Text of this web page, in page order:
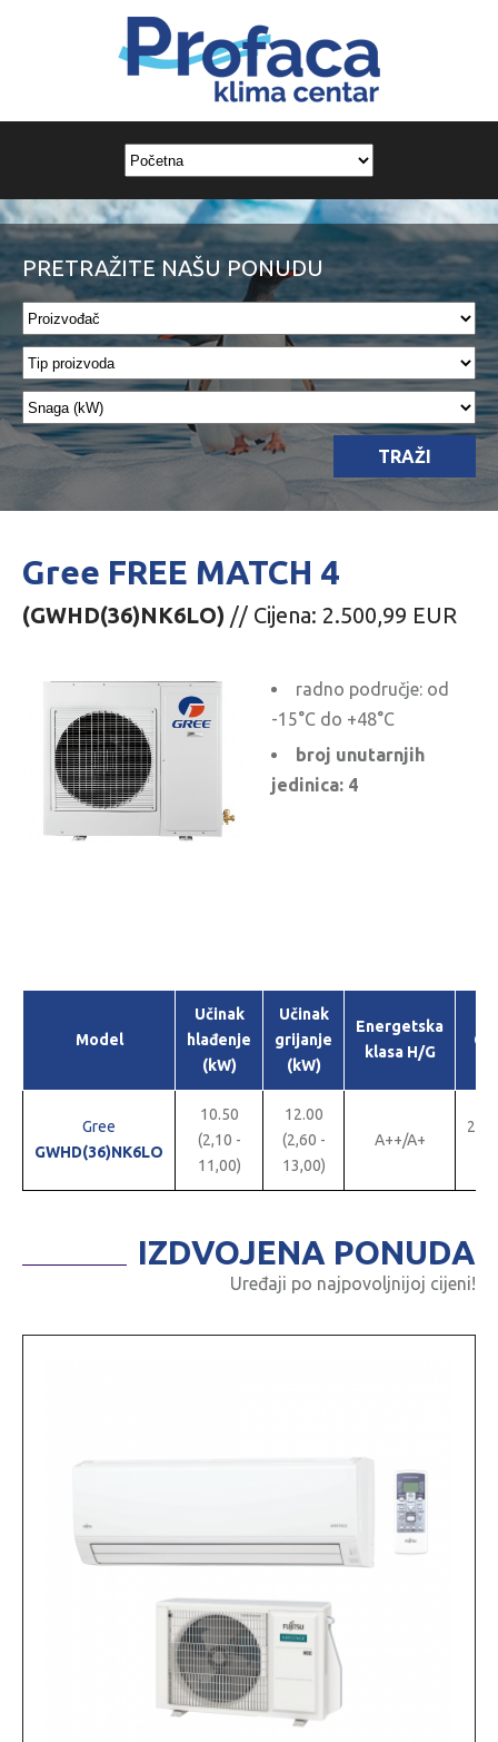
PRETRAŽITE NAŠU PONUDU
TRAŽI
Gree FREE MATCH 4
(GWHD(36)NK6LO) // Cijena: 2.500,99 EUR
radno područje: od
-15°C do +48°C
broj unutarnjih
jedinica: 4
Model
Učinak
hlađenje
(kW)
Učinak
grijanje
(kW)
Energetska
klasa H/G
Gree
GWHD(36)NK6LO
10.50
(2,10 -
11,00)
12.00
(2,60 -
13,00)
A++/A+
IZDVOJENA PONUDA
Uređaji po najpovoljnijoj cijeni!